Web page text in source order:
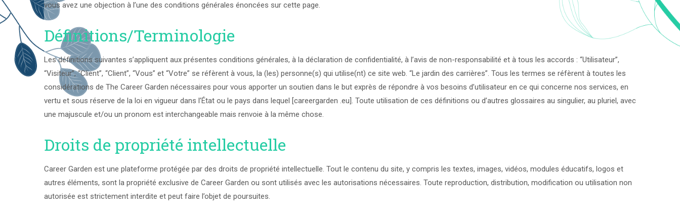
vous avez une objection à l’une des conditions générales énoncées sur cette page.
Définitions/Terminologie
Les définitions suivantes s’appliquent aux présentes conditions générales, à la déclaration de confidentialité, à l’avis de non-responsabilité et à tous les accords : “Utilisateur”,
“Visiteur”, “Client”, “Client”, “Vous” et “Votre” se réfèrent à vous, la (les) personne(s) qui utilise(nt) ce site web. “Le jardin des carrières”. Tous les termes se réfèrent à toutes les
considérations de The Career Garden nécessaires pour vous apporter un soutien dans le but exprès de répondre à vos besoins d’utilisateur en ce qui concerne nos services, en
vertu et sous réserve de la loi en vigueur dans l’État ou le pays dans lequel [careergarden .eu]. Toute utilisation de ces définitions ou d’autres glossaires au singulier, au pluriel, avec
une majuscule et/ou un pronom est interchangeable mais renvoie à la même chose.
Droits de propriété intellectuelle
Career Garden est une plateforme protégée par des droits de propriété intellectuelle. Tout le contenu du site, y compris les textes, images, vidéos, modules éducatifs, logos et
autres éléments, sont la propriété exclusive de Career Garden ou sont utilisés avec les autorisations nécessaires. Toute reproduction, distribution, modification ou utilisation non
autorisée est strictement interdite et peut faire l’objet de poursuites.